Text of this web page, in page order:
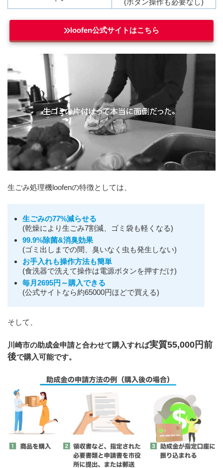
loofen公式サイトはこちら
生ごみ処理機loofenの特徴としては、
生ごみの77%減らせる
(乾燥により生ごみ7割減、ゴミ袋も軽くなる)
99.9%除菌&消臭効果
(ゴミ出しまでの間、臭いなく虫も発生しない)
お手入れも操作方法も簡単
(食洗器で洗えて操作は電源ボタンを押すだけ)
毎月2695円～購入できる
(公式サイトなら約65000円ほどで買える)
そして、
川崎市の助成金申請と合わせて購入すれば実質55,000円前
後で購入可能です。